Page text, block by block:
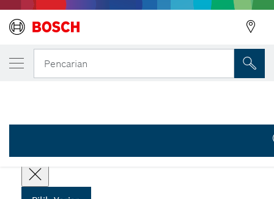
Pencarian
VARIAN PILIHAN ANDA
Mata bor pilot HSS-G
2 608 596 119